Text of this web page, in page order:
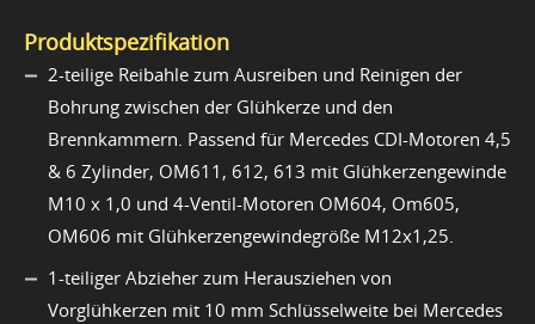
Produktspezifikation
2-teilige Reibahle zum Ausreiben und Reinigen der
Bohrung zwischen der Glühkerze und den
Brennkammern. Passend für Mercedes CDI-Motoren 4,5
& 6 Zylinder, OM611, 612, 613 mit Glühkerzengewinde
M10 x 1,0 und 4-Ventil-Motoren OM604, Om605,
OM606 mit Glühkerzengewindegröße M12x1,25.
1-teiliger Abzieher zum Herausziehen von
Vorglühkerzen mit 10 mm Schlüsselweite bei Mercedes